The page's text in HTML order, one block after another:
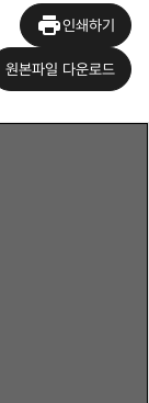
인쇄하기
원본파일 다운로드